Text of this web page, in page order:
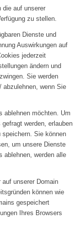
die auf unserer
zu stellen.
Dienste und
Auswirkungen auf
jederzeit
ändern und
Sie werden
abzulehnen, wenn Sie
ablehnen möchten. Um
werden, erlauben
Sie können
um unsere Dienste
ablehnen, werden alle
unserer Domain
können wie
gespeichert
Ihres Browsers